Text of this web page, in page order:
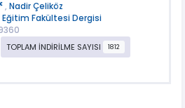
, Nadir Çeliköz
Eğitim Fakültesi Dergisi
TOPLAM İNDİRİLME SAYISI 1812